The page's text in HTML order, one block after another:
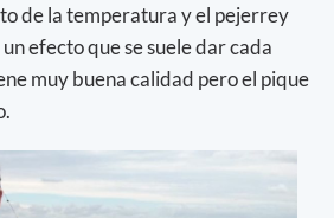
de la temperatura y el pejerrey
efecto que se suele dar cada
muy buena calidad pero el pique